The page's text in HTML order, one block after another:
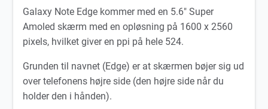
Galaxy Note Edge kommer med en 5.6″ Super
Amoled skærm med en opløsning på 1600 x 2560
pixels, hvilket giver en ppi på hele 524.
Grunden til navnet (Edge) er at skærmen bøjer sig ud
over telefonens højre side (den højre side når du
holder den i hånden).